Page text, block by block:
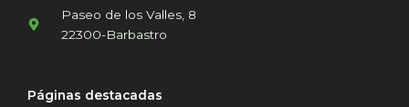
Paseo de los Valles, 8
22300-Barbastro
Páginas destacadas